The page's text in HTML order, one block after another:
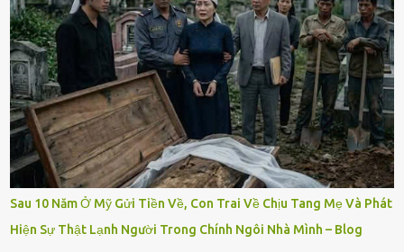
Sau 10 Năm Ở Mỹ Gửi Tiền Về, Con Trai Về Chịu Tang Mẹ Và Phát
Hiện Sự Thật Lạnh Người Trong Chính Ngôi Nhà Mình – Blog